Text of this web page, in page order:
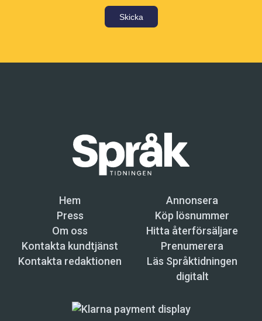
Skicka
Hem
Annonsera
Press
Köp lösnummer
Om oss
Hitta återförsäljare
Kontakta kundtjänst
Prenumerera
Kontakta redaktionen
Läs Språktidningen
digitalt